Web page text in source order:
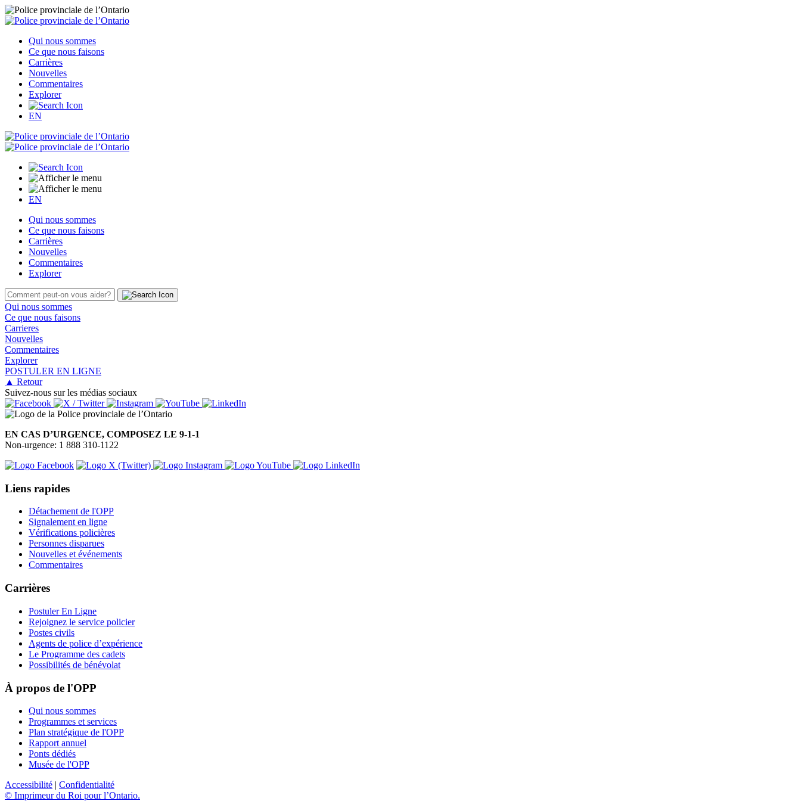
Qui nous sommes
Ce que nous faisons
Carrières
Nouvelles
Commentaires
Explorer
EN
EN
Qui nous sommes
Ce que nous faisons
Carrières
Nouvelles
Commentaires
Explorer
Qui nous sommes
Ce que nous faisons
Carrieres
Nouvelles
Commentaires
Explorer
POSTULER EN LIGNE
▲ Retour
Suivez-nous sur les médias sociaux
EN CAS D’URGENCE, COMPOSEZ LE 9-1-1
Non-urgence: 1 888 310-1122
Liens rapides
Détachement de l'OPP
Signalement en ligne
Vérifications policières
Personnes disparues
Nouvelles et événements
Commentaires
Carrières
Postuler En Ligne
Rejoignez le service policier
Postes civils
Agents de police d’expérience
Le Programme des cadets
Possibilités de bénévolat
À propos de l'OPP
Qui nous sommes
Programmes et services
Plan stratégique de l'OPP
Rapport annuel
Ponts dédiés
Musée de l'OPP
Accessibilité | Confidentialité
© Imprimeur du Roi pour l’Ontario.